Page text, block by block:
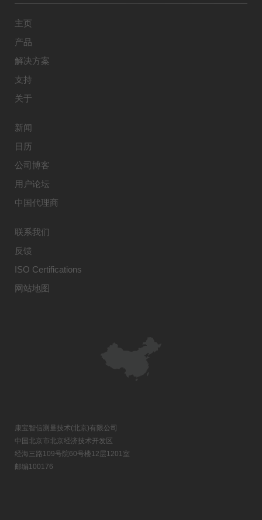
主页
产品
解决方案
支持
关于
新闻
日历
公司博客
用户论坛
中国代理商
联系我们
反馈
ISO Certifications
网站地图
康宝智信测量技术(北京)有限公司
中国北京市北京经济技术开发区
经海三路109号院60号楼12层1201室
邮编100176